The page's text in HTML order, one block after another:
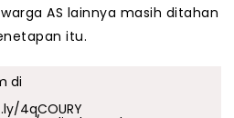
AS lainnya masih ditahan
itu.
di
4qCOURY